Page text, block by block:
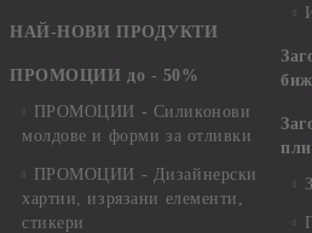
НАЙ-НОВИ ПРОДУКТИ
ПРОМОЦИИ до - 50%
ПРОМОЦИИ - Силиконови
молдове и форми за отливки
ПРОМОЦИИ - Дизайнерски
хартии, изрязани елементи,
стикери